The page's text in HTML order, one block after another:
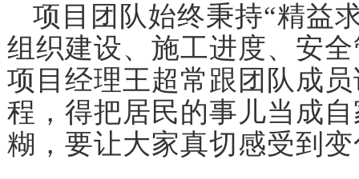
项目团队始终秉持“精益
组织建设、施工进度、安
项目经理王超常跟团队成
程，得把居民的事儿当成
糊，要让大家真切感受到变